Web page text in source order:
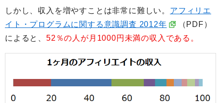
しかし、収入を増やすことは非常に難しい。 アフィリエ
イト・プログラムに関する意識調査 2012年
（PDF）
によると、 52％の人が月1000円未満の収入である。